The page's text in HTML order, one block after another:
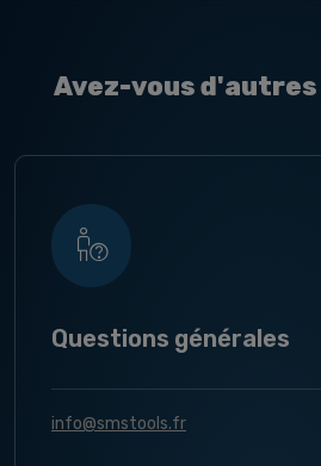
Avez-vous
Questions générales
info@smstools.fr